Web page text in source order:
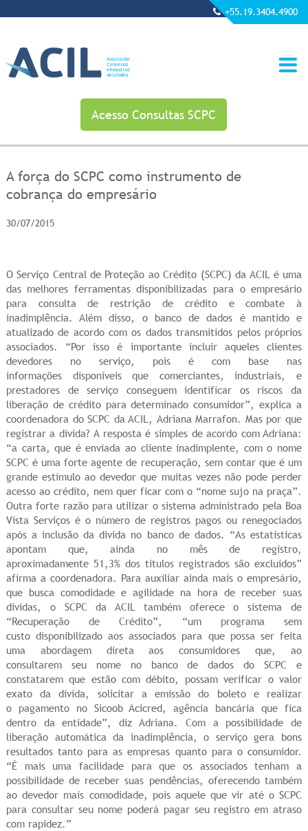
+55.19.3404.4900
Acesso Consultas SCPC
A força do SCPC como instrumento de
cobrança do empresário
30/07/2015
O Serviço Central de Proteção ao Crédito (SCPC) da ACIL é uma
das melhores ferramentas disponibilizadas para o empresário
para consulta de restrição de crédito e combate à
inadimplência. Além disso, o banco de dados é mantido e
atualizado de acordo com os dados transmitidos pelos próprios
associados. “Por isso é importante incluir aqueles clientes
devedores no serviço, pois é com base nas
informações disponíveis que comerciantes, industriais, e
prestadores de serviço conseguem identificar os riscos da
liberação de crédito para determinado consumidor”, explica a
coordenadora do SCPC da ACIL, Adriana Marrafon. Mas por que
registrar a dívida? A resposta é simples de acordo com Adriana:
“a carta, que é enviada ao cliente inadimplente, com o nome
SCPC é uma forte agente de recuperação, sem contar que é um
grande estímulo ao devedor que muitas vezes não pode perder
acesso ao crédito, nem quer ficar com o “nome sujo na praça”.
Outra forte razão para utilizar o sistema administrado pela Boa
Vista Serviços é o número de registros pagos ou renegociados
após a inclusão da dívida no banco de dados. “As estatísticas
apontam que, ainda no mês de registro,
aproximadamente 51,3% dos títulos registrados são excluídos”
afirma a coordenadora. Para auxiliar ainda mais o empresário,
que busca comodidade e agilidade na hora de receber suas
dívidas, o SCPC da ACIL também oferece o sistema de
“Recuperação de Crédito”, “um programa sem
custo disponibilizado aos associados para que possa ser feita
uma abordagem direta aos consumidores que, ao
consultarem seu nome no banco de dados do SCPC e
constatarem que estão com débito, possam verificar o valor
exato da dívida, solicitar a emissão do boleto e realizar
o pagamento no Sicoob Acicred, agência bancária que fica
dentro da entidade”, diz Adriana. Com a possibilidade de
liberação automática da inadimplência, o serviço gera bons
resultados tanto para as empresas quanto para o consumidor.
“É mais uma facilidade para que os associados tenham a
possibilidade de receber suas pendências, oferecendo também
ao devedor mais comodidade, pois aquele que vir até o SCPC
para consultar seu nome poderá pagar seu registro em atraso
com rapidez.”